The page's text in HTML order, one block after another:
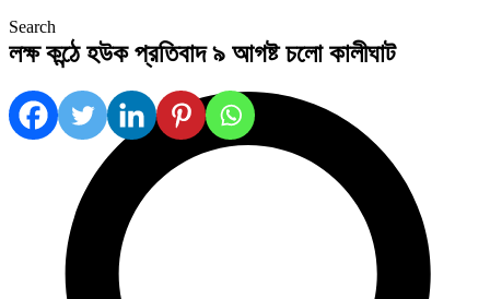
Search
লক্ষ কন্ঠে হউক প্রতিবাদ ৯ আগষ্ট চলো কালীঘাট